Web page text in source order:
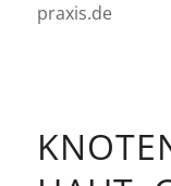
praxis.de